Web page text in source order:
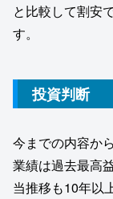
と比較して割安
す。
投資判断
今までの内容か
業績は過去最高
当推移も10年以